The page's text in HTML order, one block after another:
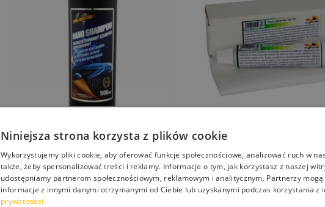
Nano Shampoo skoncentrowany
szampon samochodowy
25,00zł
Pasta polerska Tek P2 do
reflektorów, tworzyw z
13,00zł
Niniejsza strona korzysta z plików cookie
Wykorzystujemy pliki cookie, aby oferować funkcje społecznościowe, analizować ruch w
także, żeby spersonalizować treści i reklamy. Informacje o tym, jak korzystasz z naszej
udostępniamy partnerom społecznościowym, reklamowym i analitycznym. Partnerzy mogą
informacje z innymi danymi otrzymanymi od Ciebie lub uzyskanymi podczas korzystania z
prywatności